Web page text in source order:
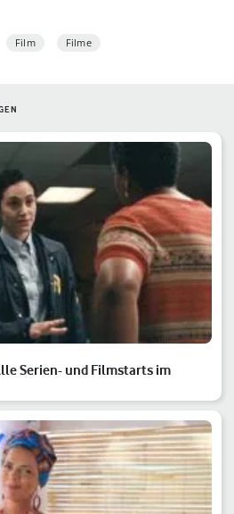
Film Filme
Serien- und Filmstarts im